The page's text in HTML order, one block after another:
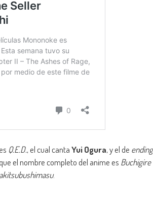
Q.E.D., el cual cantaYui Ogura, y el de ending
el nombre completo del anime es Buchigire
.